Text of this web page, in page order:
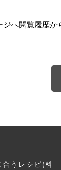
へ閲覧履歴か
合うレシピ(料